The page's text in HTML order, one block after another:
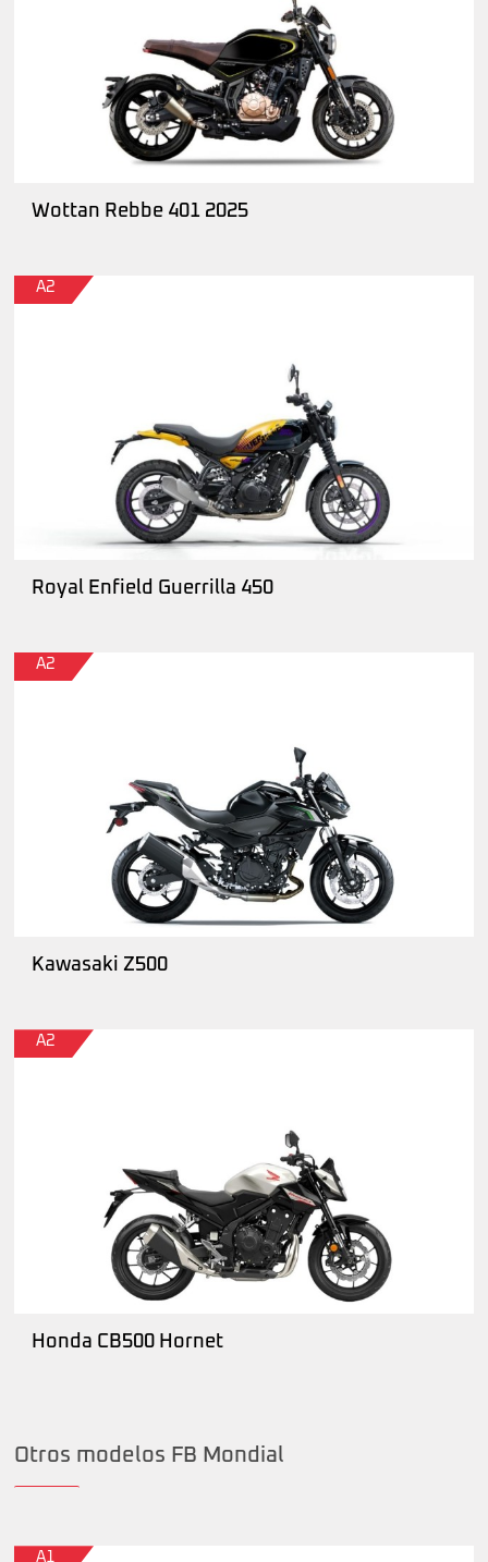
Wottan Rebbe 401 2025
A2
Royal Enfield Guerrilla 450
A2
Kawasaki Z500
A2
Honda CB500 Hornet
Otros modelos FB Mondial
A1